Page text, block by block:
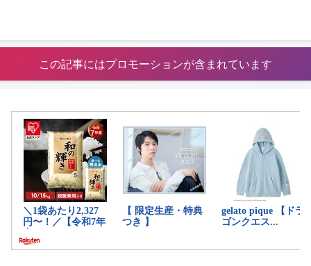
この記事にはプロモーションが含まれています